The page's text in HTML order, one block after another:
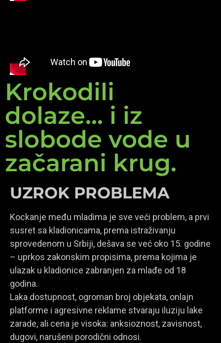
Krokodili
dolaze... i iz
slobode vode u
začarani krug.
UZROK PROBLEMA
Kockanje među mladima je sve veći problem, a prvi
susret sa kladionicama, prema istraživanju
sprovedenom u Srbiji, dešava se već oko 15. godine
– uprkos zakonskim propisima, prema kojima je
ulazak u kladionice zabranjen za mlađe od 18
godina.
Laka dostupnost, ogroman broj objekata, onlajn
platforme i agresivne reklame stvaraju iluziju lake
zarade, ali cena je visoka: anksioznost, zavisnost,
dugovi, narušeni porodični odnosi.